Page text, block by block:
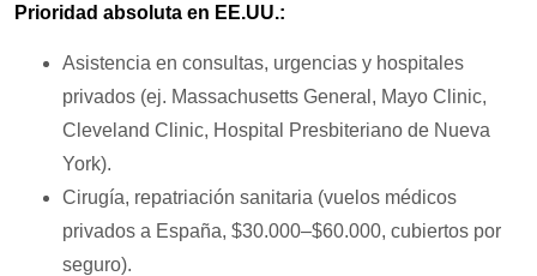
Prioridad absoluta en EE.UU.:
Asistencia en consultas, urgencias y hospitales
privados (ej. Massachusetts General, Mayo Clinic,
Cleveland Clinic, Hospital Presbiteriano de Nueva
York).
Cirugía, repatriación sanitaria (vuelos médicos
privados a España, $30.000–$60.000, cubiertos por
seguro).